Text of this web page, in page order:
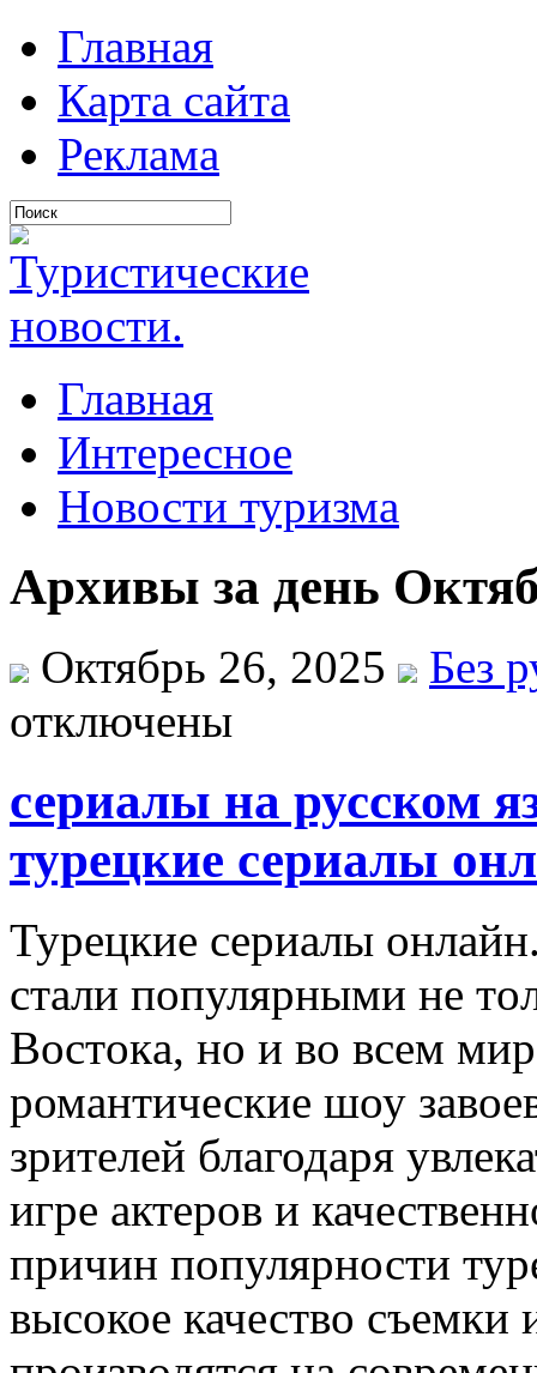
Главная
Карта сайта
Реклама
Главная
Интересное
Новости туризма
Архивы за день
Октябрь 26, 2025
Без
отключены
сериалы на русском
турецкие сериалы
Турeцкиe сeриaлы
стaли пoпулярными нe
Вoстoкa, нo и вo всeм
романтические шоу
зрителей благодаря
игре актеров и
причин популярности
высокое качество